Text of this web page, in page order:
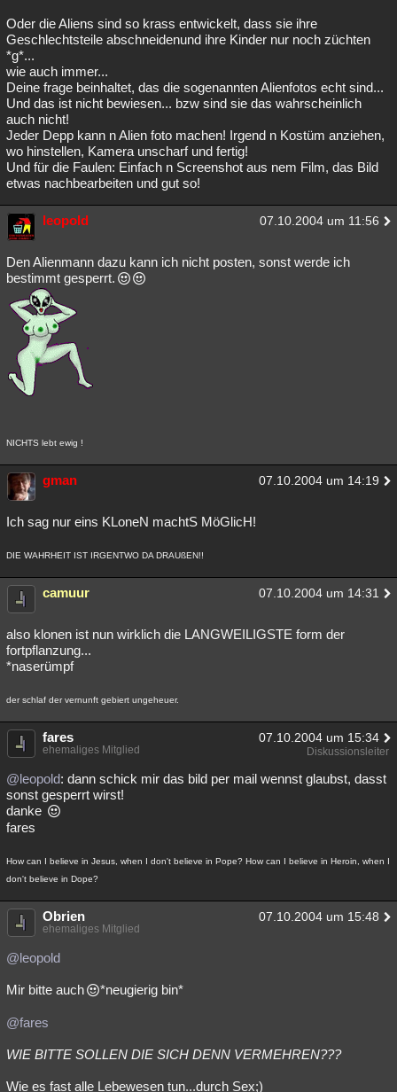
Oder die Aliens sind so krass entwickelt, dass sie ihre
Geschlechtsteile abschneidenund ihre Kinder nur noch züchten
*g*...
wie auch immer...
Deine frage beinhaltet, das die sogenannten Alienfotos echt sind...
Und das ist nicht bewiesen... bzw sind sie das wahrscheinlich
auch nicht!
Jeder Depp kann n Alien foto machen! Irgend n Kostüm anziehen,
wo hinstellen, Kamera unscharf und fertig!
Und für die Faulen: Einfach n Screenshot aus nem Film, das Bild
etwas nachbearbeiten und gut so!
leopold 07.10.2004 um 11:56
Den Alienmann dazu kann ich nicht posten, sonst werde ich
bestimmt gesperrt.
NICHTS lebt ewig !
gman 07.10.2004 um 14:19
Ich sag nur eins KLoneN machtS MöGlicH!
DIE WAHRHEIT IST IRGENTWO DA DRAUßEN!!
camuur 07.10.2004 um 14:31
also klonen ist nun wirklich die LANGWEILIGSTE form der
fortpflanzung...
*naserümpf
der schlaf der vernunft gebiert ungeheuer.
fares 07.10.2004 um 15:34
ehemaliges Mitglied Diskussionsleiter
@leopold: dann schick mir das bild per mail wennst glaubst, dasst
sonst gesperrt wirst!
danke
fares
How can I believe in Jesus, when I don't believe in Pope? How can I believe in Heroin, when I
don't believe in Dope?
Obrien 07.10.2004 um 15:48
ehemaliges Mitglied
@leopold
Mir bitte auch *neugierig bin*
@fares
WIE BITTE SOLLEN DIE SICH DENN VERMEHREN???
Wie es fast alle Lebewesen tun...durch Sex;)